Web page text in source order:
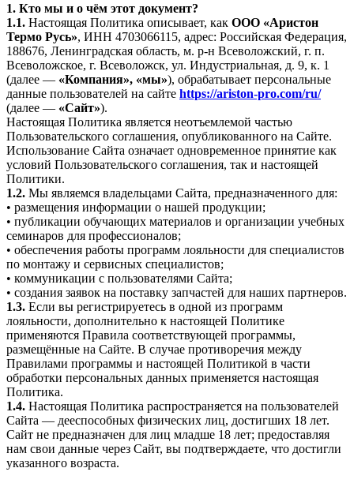
1. Кто мы и о чём этот документ?
1.1. Настоящая Политика описывает, как ООО «Аристон
Термо Русь», ИНН 4703066115, адрес: Российская Федерация,
188676, Ленинградская область, м. р-н Всеволожский, г. п.
Всеволожское, г. Всеволожск, ул. Индустриальная, д. 9, к. 1
(далее — «Компания», «мы»), обрабатывает персональные
данные пользователей на сайте https://ariston-pro.com/ru/
(далее — «Сайт»).
Настоящая Политика является неотъемлемой частью
Пользовательского соглашения, опубликованного на Сайте.
Использование Сайта означает одновременное принятие как
условий Пользовательского соглашения, так и настоящей
Политики.
1.2. Мы являемся владельцами Сайта, предназначенного для:
• размещения информации о нашей продукции;
• публикации обучающих материалов и организации учебных
семинаров для профессионалов;
• обеспечения работы программ лояльности для специалистов
по монтажу и сервисных специалистов;
• коммуникации с пользователями Сайта;
• создания заявок на поставку запчастей для наших партнеров.
1.3. Если вы регистрируетесь в одной из программ
лояльности, дополнительно к настоящей Политике
применяются Правила соответствующей программы,
размещённые на Сайте. В случае противоречия между
Правилами программы и настоящей Политикой в части
обработки персональных данных применяется настоящая
Политика.
1.4. Настоящая Политика распространяется на пользователей
Сайта — дееспособных физических лиц, достигших 18 лет.
Сайт не предназначен для лиц младше 18 лет; предоставляя
нам свои данные через Сайт, вы подтверждаете, что достигли
указанного возраста.